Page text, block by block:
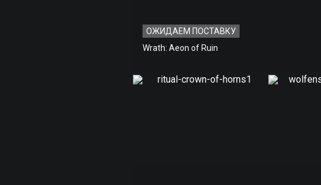
ОЖИДАЕМ ПОСТАВКУ
Wrath: Aeon of Ruin